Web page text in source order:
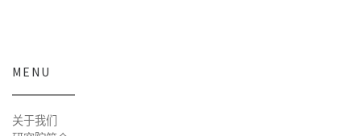
MENU
关于我们